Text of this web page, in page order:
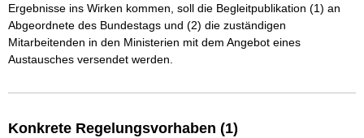
Ergebnisse ins Wirken kommen, soll die Begleitpublikation (1) an
Abgeordnete des Bundestags und (2) die zuständigen
Mitarbeitenden in den Ministerien mit dem Angebot eines
Austausches versendet werden.
Konkrete Regelungsvorhaben (1)